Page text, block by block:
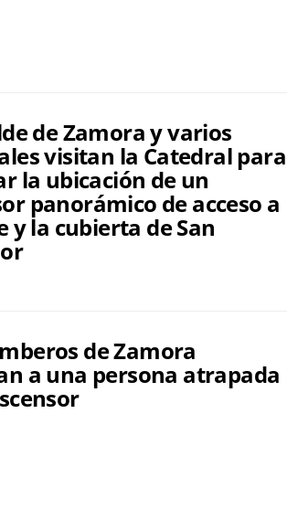
de Zamora y varios
visitan la Catedral para
la ubicación de un
panorámico de acceso a
y la cubierta de San
de Zamora
a una persona atrapada